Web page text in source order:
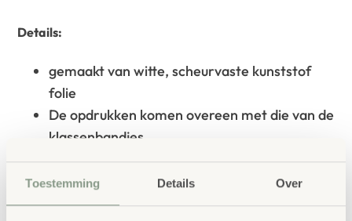
Toestemming Details Over
Details:
gemaakt van witte, scheurvaste kunststof
folie
De opdrukken komen overeen met die van de
klassenbandjes.
Gekleurde markeerclips en ronde
transparante dozen zijn inbegrepen.
1 m lang, 2,5 cm breed